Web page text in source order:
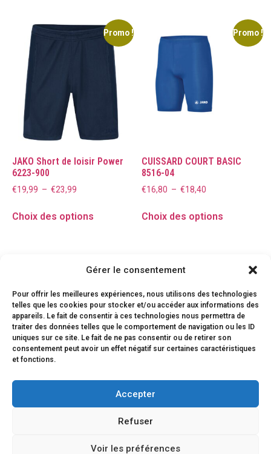
Gérer le consentement
Pour offrir les meilleures expériences, nous utilisons des technologies
telles que les cookies pour stocker et/ou accéder aux informations des
appareils. Le fait de consentir à ces technologies nous permettra de
traiter des données telles que le comportement de navigation ou les ID
uniques sur ce site. Le fait de ne pas consentir ou de retirer son
consentement peut avoir un effet négatif sur certaines caractéristiques
et fonctions.
Accepter
Refuser
Voir les préférences
Promo !
JAKO Short de loisir Power
6223-900
€19,99 – €23,99
Choix des options
Promo !
CUISSARD COURT BASIC
8516-04
€16,80 – €18,40
Choix des options